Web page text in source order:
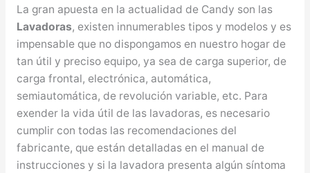
La gran apuesta en la actualidad de Candy son las
Lavadoras, existen innumerables tipos y modelos y es
impensable que no dispongamos en nuestro hogar de
tan útil y preciso equipo, ya sea de carga superior, de
carga frontal, electrónica, automática,
semiautomática, de revolución variable, etc. Para
exender la vida útil de las lavadoras, es necesario
cumplir con todas las recomendaciones del
fabricante, que están detalladas en el manual de
instrucciones y si la lavadora presenta algún síntoma